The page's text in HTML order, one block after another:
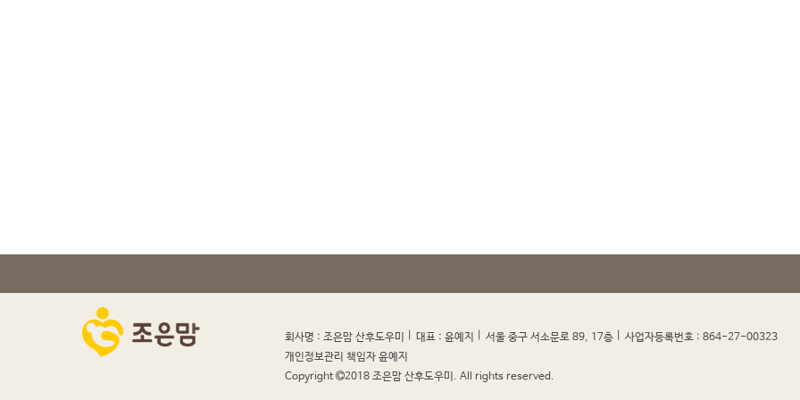
회사명 : 조은맘 산후도우미 대표 : 윤예지 서울 중구 서소문로 89, 17층 사업자등록번호 : 864-27-00323
개인정보관리 책임자 윤예지
Copyright
2018 조은맘 산후도우미. All rights reserved.